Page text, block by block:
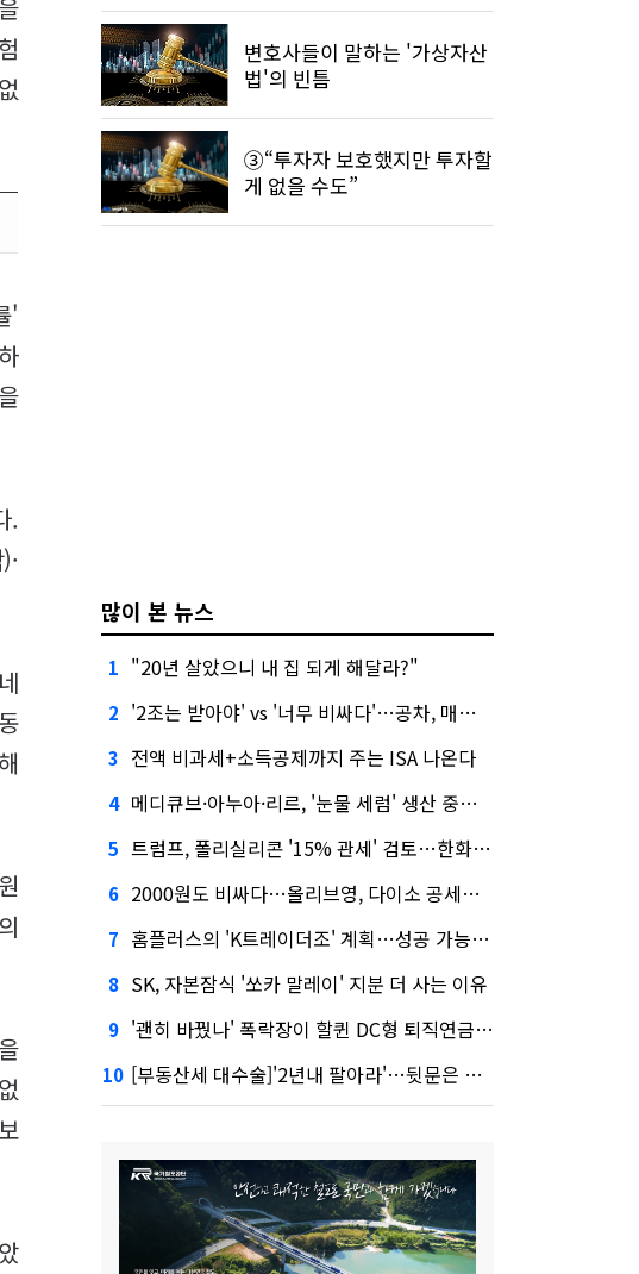
'
.
변호사들이 말하는 '가상자산
법'의 빈틈
③“투자자 보호했지만 투자할
게 없을 수도”
많이 본 뉴스
1 "20년 살았으니 내 집 되게 해달라?"
2 '2조는 받아야' vs '너무 비싸다'…공차, 매각 성공할까
3 전액 비과세+소득공제까지 주는 ISA 나온다
4 메디큐브·아누아·리르, '눈물 세럼' 생산 중단한다
5 트럼프, 폴리실리콘 '15% 관세' 검토…한화큐셀·OCI 영향은?
6 2000원도 비싸다…올리브영, 다이소 공세에 '가성비'로 맞불
7 홈플러스의 'K트레이더조' 계획…성공 가능성은 '글쎄'
8 SK, 자본잠식 '쏘카 말레이' 지분 더 사는 이유
9 '괜히 바꿨나' 폭락장이 할퀸 DC형 퇴직연금…전문가 조언은
10 [부동산세 대수술]'2년내 팔아라'…뒷문은 열었다